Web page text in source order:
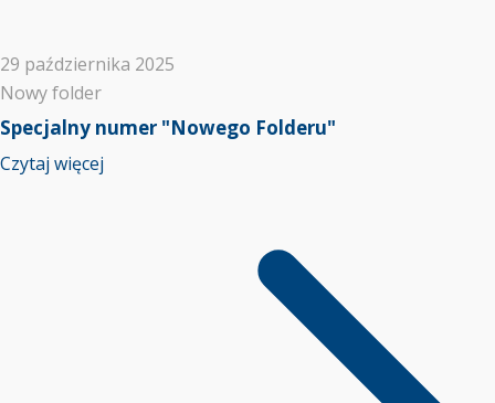
29 października 2025
Nowy folder
Specjalny numer "Nowego Folderu"
Czytaj więcej